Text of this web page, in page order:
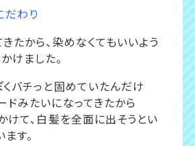
だわり
たから、染めなくてもいいよう
けました。
バチっと固めていたんだけ
ドみたいになってきたから
かけて、白髪を全面に出そうとい
す。